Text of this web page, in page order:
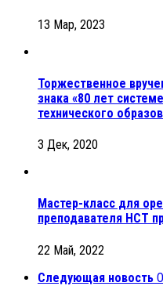
13 Мар, 2023
Торжественное
знака «80 лет
технического
3 Дек, 2020
Мастер-класс для
преподавателя НСТ
22 Май, 2022
Следующая новость